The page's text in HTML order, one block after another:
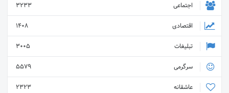
اجتماعی
3233
اقتصادی
1408
تبلیغات
3005
سرگرمی
5579
عاشقانه
2323